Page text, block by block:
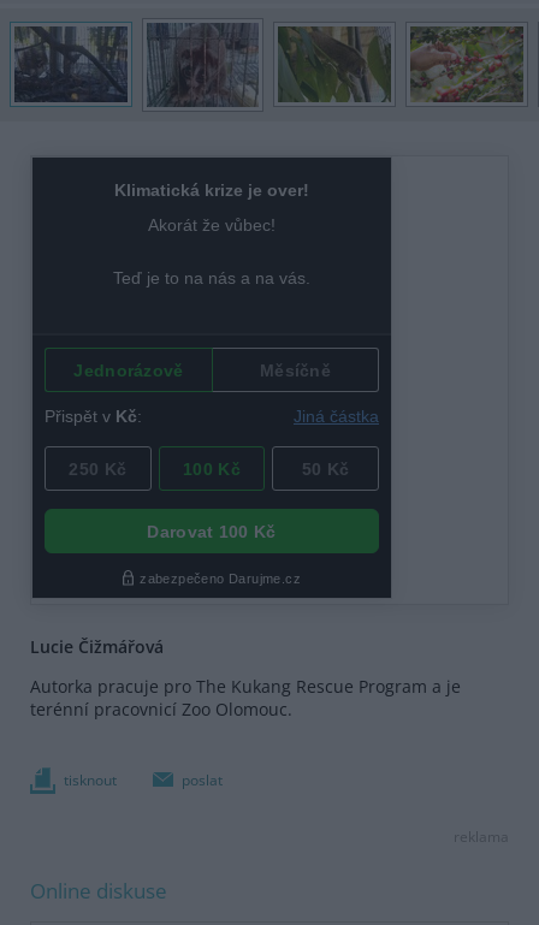
Lucie Čižmářová
Autorka pracuje pro The Kukang Rescue Program a je
terénní pracovnicí Zoo Olomouc.
tisknout poslat
reklama
Online diskuse